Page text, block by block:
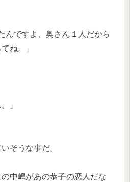
ですよ、奥さん１人だから
ね。」
」
そうな事だ。
中嶋があの恭子の恋人だな